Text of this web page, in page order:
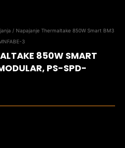
/ Napajanje Thermaltake 850W Smart BM3
3
850W SMART
PS-SPD-